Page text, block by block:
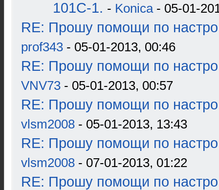
101С-1. - Konica- 05-01-
RE: Прошу помощи по
prof343 - 05-01-2013, 00:46
RE: Прошу помощи по
VNV73 - 05-01-2013, 00:57
RE: Прошу помощи по
vlsm2008 - 05-01-2013, 13:43
RE: Прошу помощи по
vlsm2008 - 07-01-2013, 01:22
RE: Прошу помощи по